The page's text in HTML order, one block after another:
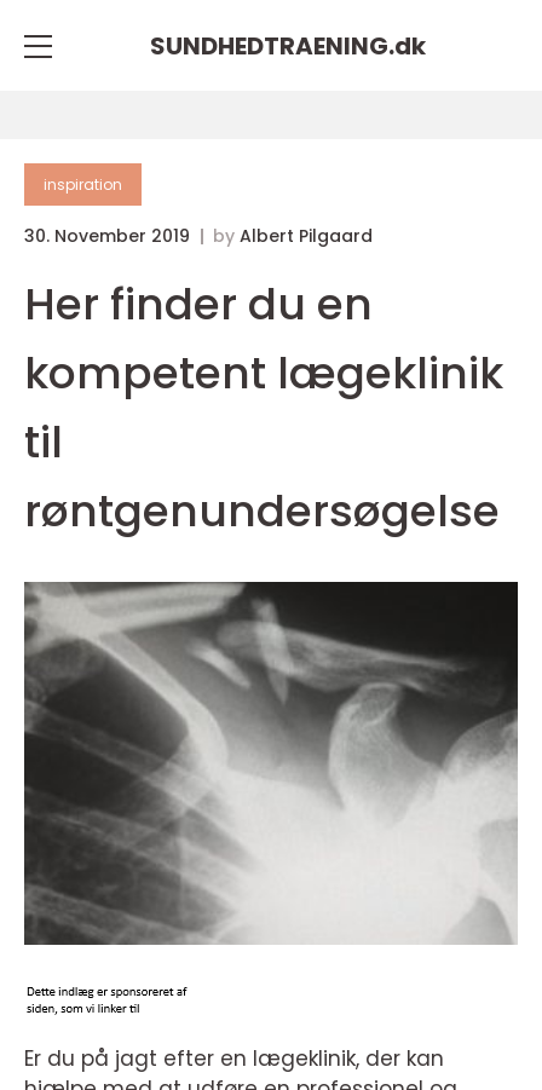
SUNDHEDTRAENING.dk
inspiration
30. November 2019 by Albert Pilgaard
Her finder du en
kompetent lægeklinik
til
røntgenundersøgelse
Er du på jagt efter en lægeklinik, der kan